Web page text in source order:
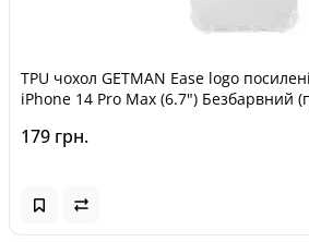
TPU чохол GETMAN Ease logo
iPhone 14 Pro Max (6.7") Безбарвний
179 грн.